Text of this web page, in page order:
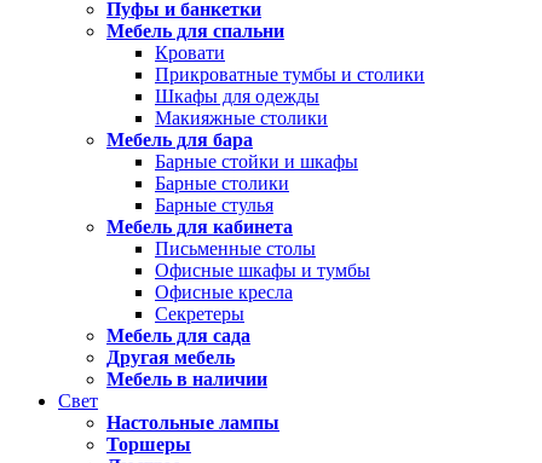
Пуфы и банкетки
Мебель для спальни
Кровати
Прикроватные тумбы и столики
Шкафы для одежды
Макияжные столики
Мебель для бара
Барные стойки и шкафы
Барные столики
Барные стулья
Мебель для кабинета
Письменные столы
Офисные шкафы и тумбы
Офисные кресла
Секретеры
Мебель для сада
Другая мебель
Мебель в наличии
Свет
Настольные лампы
Торшеры